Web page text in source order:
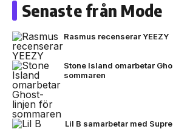
Senaste från Mode
Rasmus recenserar YEEZY
Stone Island omarbetar
sommaren
Lil B samarbetar med